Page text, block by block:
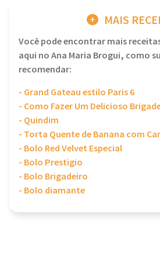
MAIS
Você pode encontrar mais
aqui no Ana Maria Brogui, como
recomendar:
- Grand Gateau estilo Paris 6
- Como Fazer Um Delicioso
- Quindim
- Torta Quente de Banana com
- Bolo Red Velvet Especial
- Bolo Prestigio
- Bolo Brigadeiro
- Bolo diamante